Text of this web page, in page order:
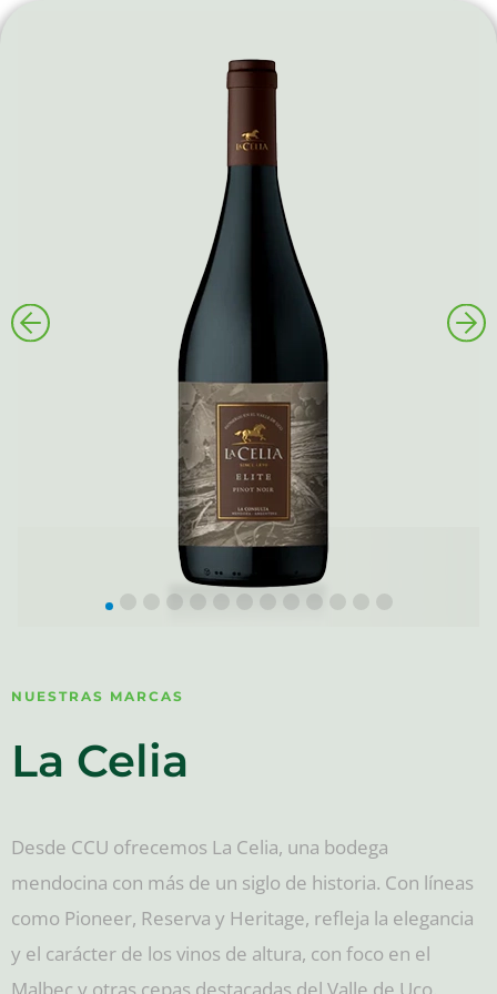
NUESTRAS MARCAS
La Celia
Desde CCU ofrecemos La Celia, una bodega
mendocina con más de un siglo de historia. Con líneas
como Pioneer, Reserva y Heritage, refleja la elegancia
y el carácter de los vinos de altura, con foco en el